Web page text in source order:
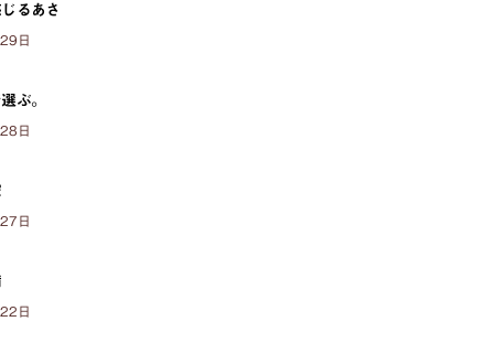
るあさ
日
ぶ。
日
日
日